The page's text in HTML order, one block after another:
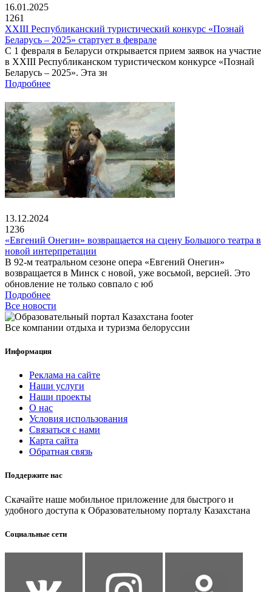
16.01.2025
1261
XXIII Республиканский туристический конкурс «Познай
Беларусь – 2025» стартует в феврале
С 1 февраля в Беларуси открывается прием заявок на участие
в XXIII Республиканском туристическом конкурсе «Познай
Беларусь – 2025». Эта зн
Подробнее
13.12.2024
1236
«Евгений Онегин» возвращается на сцену Большого театра в
новой интерпретации
В 92-м театральном сезоне опера «Евгений Онегин»
возвращается в Минск с новой, уже восьмой, версией. Это
обновление не только совпало с юб
Подробнее
Все новости
Все компании отдыха и туризма белоруссии
Информация
Реклама на сайте
Наши услуги
Наши проекты
О нас
Условия использования
Связаться с нами
Карта сайта
Обратная связь
Поддержите нас
Скачайте наше мобильное приложение для быстрого и
удобного доступа к Образовательному порталу Казахстана
Социальные сети